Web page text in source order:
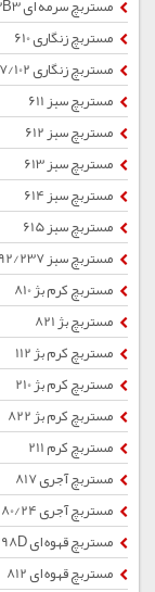
مستربچ سرمه ای 513B3
مستربچ زنگاری 610
مستربچ زنگاری 87/102
مستربچ سبز 611
مستربچ سبز 612
مستربچ سبز 613
مستربچ سبز 614
مستربچ سبز 615
مستربچ سبز 92/237
مستربچ کرم بژ 810
مستربچ بژ 821
مستربچ کرم بژ 112
مستربچ کرم بژ 210
مستربچ کرم بژ 822
مستربچ کرم 211
مستربچ آجری 817
مستربچ آجری 80/24
مستربچ قهوه ای 03298D
مستربچ قهوه ای 812